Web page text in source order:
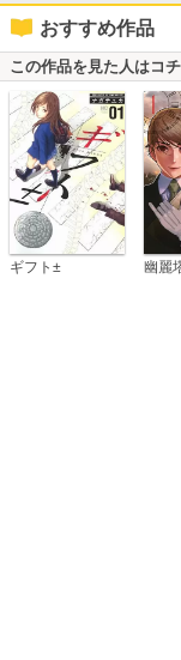
おすすめ作品
この作品を見た人はコ
ギフト± 幽麗